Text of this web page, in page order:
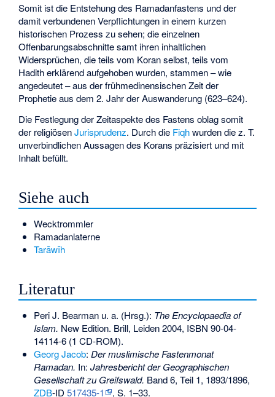
Somit ist die Entstehung des Ramadanfastens und der
damit verbundenen Verpflichtungen in einem kurzen
historischen Prozess zu sehen; die einzelnen
Offenbarungsabschnitte samt ihren inhaltlichen
Widersprüchen, die teils vom Koran selbst, teils vom
Hadith erklärend aufgehoben wurden, stammen – wie
angedeutet – aus der frühmedinensischen Zeit der
Prophetie aus dem 2. Jahr der Auswanderung (623–624).
Die Festlegung der Zeitaspekte des Fastens oblag somit
der religiösenJurisprudenz. Durch die Fiqhwurden die z. T.
unverbindlichen Aussagen des Korans präzisiert und mit
Inhalt befüllt.
Siehe auch
Wecktrommler
Ramadanlaterne
Tarāwīh
Literatur
Peri J. Bearman u. a. (Hrsg.): The Encyclopaedia of
Islam. New Edition. Brill, Leiden 2004, ISBN 90-04-
14114-6(1 CD-ROM).
Georg Jacob: Der muslimische Fastenmonat
Ramadan. In: Jahresbericht der Geographischen
Gesellschaft zu Greifswald. Band 6, Teil 1, 1893/1896,
ZDB-ID 517435-1
, S. 1–33.